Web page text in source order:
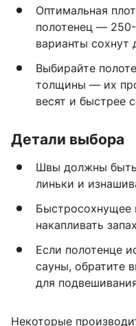
Оптимальная
полотенец —
варианты сохнут
Выбирайте
толщины — их
весят и быстрее
Детали выбора
Швы должны
линьки и
Быстросохнущее
накапливать
Если полотенце
сауны, обратите
для
Некоторые